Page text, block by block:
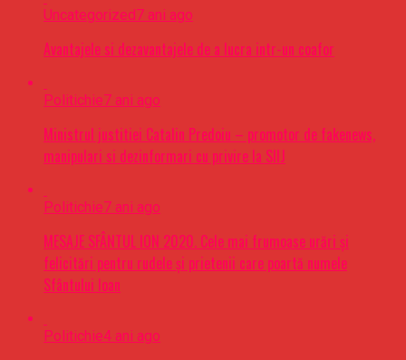
Uncategorized7 ani ago
Avantajele si dezavantajele de a lucra intr-un coafor
Politichie7 ani ago
Ministrul justitiei Catalin Predoiu – promotor de fakenews,
manipulari si dezinformari cu privire la SIIJ
Politichie7 ani ago
MESAJE SFÂNTUL ION 2020. Cele mai frumoase urări şi
felicitări pentru rudele şi prietenii care poartă numele
Sfântului Ioan
Politichie4 ani ago